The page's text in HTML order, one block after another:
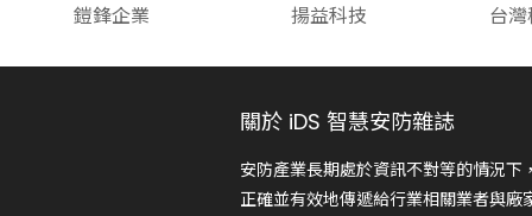
鎧鋒企業 揚益科技 台
關於 iDS 智慧安防雜誌
安防產業長期處於資訊不對等的情況
正確並有效地傳遞給行業相關業者與